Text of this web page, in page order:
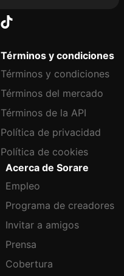
Términos y condiciones
Términos y condiciones
Términos del mercado
Términos de la API
Política de privacidad
Política de cookies
Acerca de Sorare
Empleo
Programa de creadores
Invitar a amigos
Prensa
Cobertura